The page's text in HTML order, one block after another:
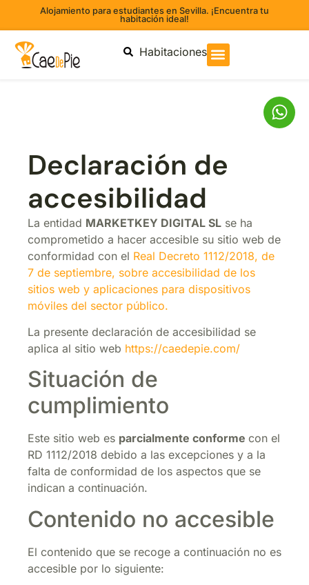
Alojamiento para estudiantes en Sevilla. ¡Encuentra tu
habitación ideal!
Habitaciones
Declaración de
accesibilidad
La entidad MARKETKEY DIGITAL SL se ha
comprometido a hacer accesible su sitio web de
conformidad con el Real Decreto 1112/2018, de
7 de septiembre, sobre accesibilidad de los
sitios web y aplicaciones para dispositivos
móviles del sector público.
La presente declaración de accesibilidad se
aplica al sitio web https://caedepie.com/
Situación de
cumplimiento
Este sitio web es parcialmente conforme con el
RD 1112/2018 debido a las excepciones y a la
falta de conformidad de los aspectos que se
indican a continuación.
Contenido no accesible
El contenido que se recoge a continuación no es
accesible por lo siguiente: